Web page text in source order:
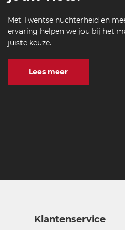
Met Twentse nuchterheid en
ervaring helpen we jou bij het
juiste keuze.
Lees meer
Klantenservice